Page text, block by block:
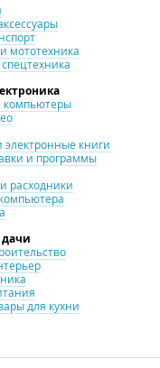
мототехника
компьютеры
книги
и программы
расходники
для кухни